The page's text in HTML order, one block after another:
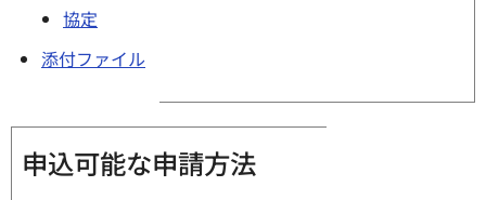
協定
添付ファイル
申込可能な申請方法